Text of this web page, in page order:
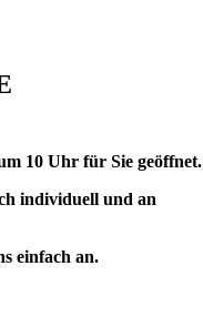
10 Uhr für Sie geöffnet.
individuell und an
einfach an.